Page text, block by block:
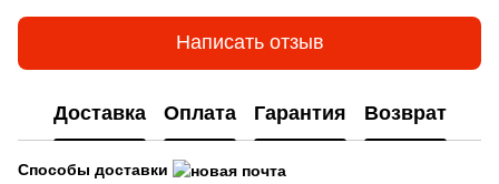
Написать отзыв
Доставка Оплата Гарантия Возврат
Способы доставки